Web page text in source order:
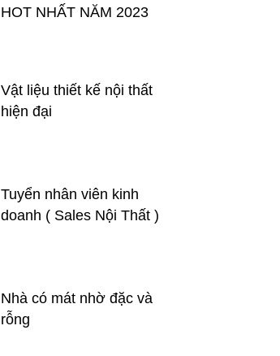
HOT NHẤT NĂM 2023
Vật liệu thiết kế nội thất
hiện đại
Tuyển nhân viên kinh
doanh ( Sales Nội Thất )
Nhà có mát nhờ đặc và
rỗng